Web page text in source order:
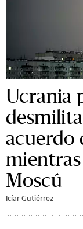
Ucrania
acuerdo
Moscú
Icíar Gutiérrez